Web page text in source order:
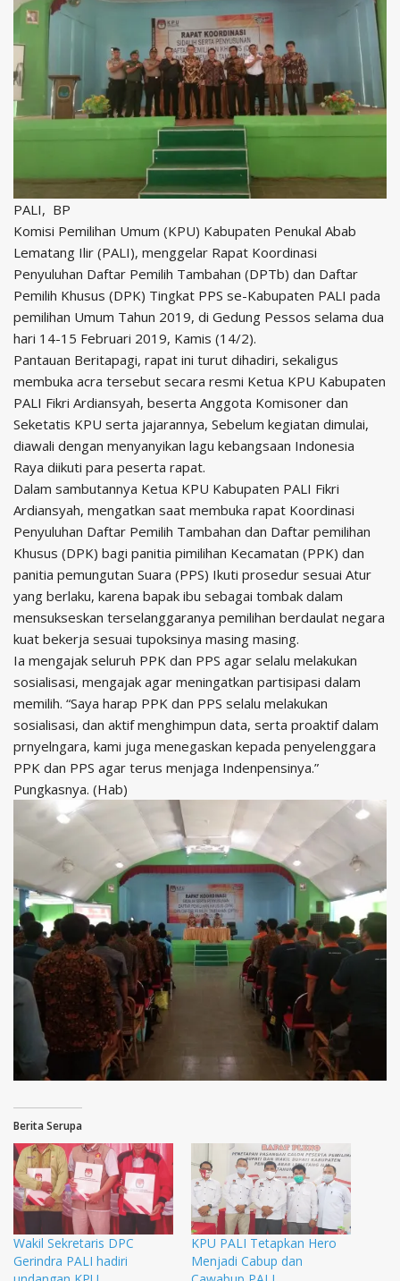
PALI, BP
Komisi Pemilihan Umum (KPU) Kabupaten Penukal Abab
Lematang Ilir (PALI), menggelar Rapat Koordinasi
Penyuluhan Daftar Pemilih Tambahan (DPTb) dan Daftar
Pemilih Khusus (DPK) Tingkat PPS se-Kabupaten PALI pada
pemilihan Umum Tahun 2019, di Gedung Pessos selama dua
hari 14-15 Februari 2019, Kamis (14/2).
Pantauan Beritapagi, rapat ini turut dihadiri, sekaligus
membuka acra tersebut secara resmi Ketua KPU Kabupaten
PALI Fikri Ardiansyah, beserta Anggota Komisoner dan
Seketatis KPU serta jajarannya, Sebelum kegiatan dimulai,
diawali dengan menyanyikan lagu kebangsaan Indonesia
Raya diikuti para peserta rapat.
Dalam sambutannya Ketua KPU Kabupaten PALI Fikri
Ardiansyah, mengatkan saat membuka rapat Koordinasi
Penyuluhan Daftar Pemilih Tambahan dan Daftar pemilihan
Khusus (DPK) bagi panitia pimilihan Kecamatan (PPK) dan
panitia pemungutan Suara (PPS) Ikuti prosedur sesuai Atur
yang berlaku, karena bapak ibu sebagai tombak dalam
mensukseskan terselanggaranya pemilihan berdaulat negara
kuat bekerja sesuai tupoksinya masing masing.
Ia mengajak seluruh PPK dan PPS agar selalu melakukan
sosialisasi, mengajak agar meningatkan partisipasi dalam
memilih. “Saya harap PPK dan PPS selalu melakukan
sosialisasi, dan aktif menghimpun data, serta proaktif dalam
prnyelngara, kami juga menegaskan kepada penyelenggara
PPK dan PPS agar terus menjaga Indenpensinya.”
Pungkasnya. (Hab)
Berita Serupa
Wakil Sekretaris DPC
Gerindra PALI hadiri
KPU PALI Tetapkan Hero
Menjadi Cabup dan